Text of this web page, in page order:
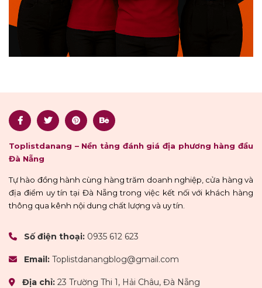
Toplistdanang – Nền tảng đánh giá địa phương hàng đầu
Đà Nẵng
Tự hào đồng hành cùng hàng trăm doanh nghiệp, cửa hàng và
địa điểm uy tín tại Đà Nẵng trong việc kết nối với khách hàng
thông qua kênh nội dung chất lượng và uy tín.
Số điện thoại: 0935 612 623
Email: Toplistdanangblog@gmail.com
Địa chỉ: 23 Trường Thi 1, Hải Châu, Đà Nẵng